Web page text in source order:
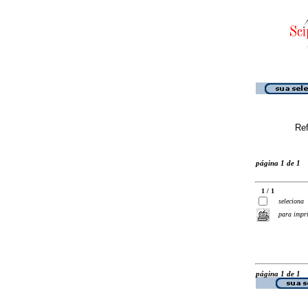
página 1 de 1
1 / 1
seleciona
para
página 1 de 1